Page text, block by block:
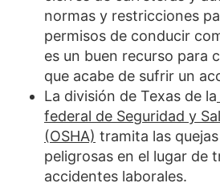
normas y restricciones
permisos de conducir
es un buen recurso para
que acabe de sufrir un
La división de Texas de la
federal de Seguridad y
(OSHA) tramita las
peligrosas en el lugar de
accidentes laborales.